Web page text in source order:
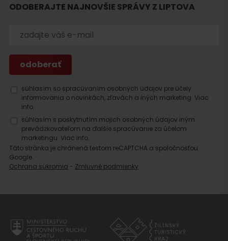
ODOBERAJTE NAJNOVŠIE SPRÁVY Z LIPTOVA
súhlasím so spracúvaním osobných údajov pre účely
informovania o novinkách, zľavách a iných marketing. Viac
info.
súhlasím s poskytnutím mojich osobných údajov iným
prevádzkovateľom na ďalšie spracúvanie za účelom
marketingu. Viac info.
Táto stránka je chránená testom reCAPTCHA a spoločnosťou
Google.
Ochrana súkromia - Zmluvné podmienky